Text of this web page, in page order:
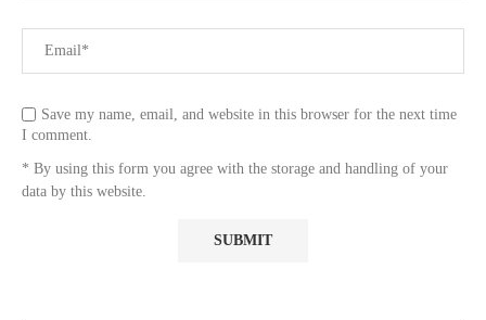
Save my name, email, and website in this browser for the next time
I comment.
* By using this form you agree with the storage and handling of your
data by this website.